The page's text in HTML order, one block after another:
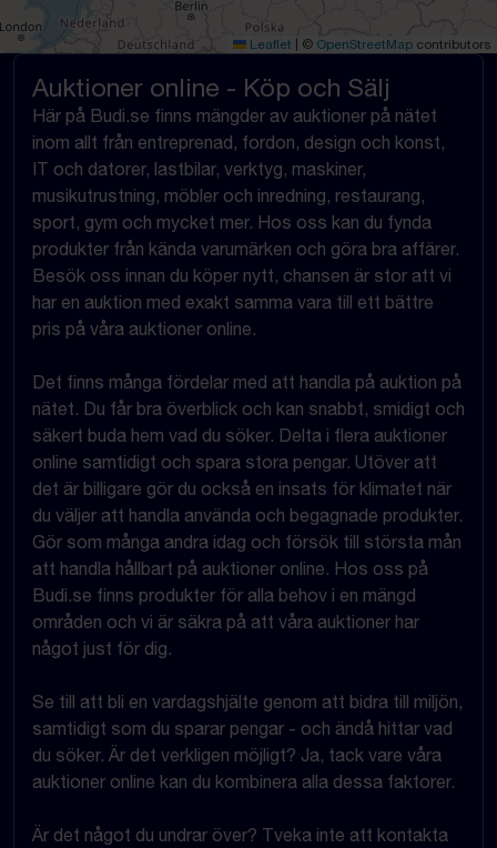
Leaflet | © OpenStreetMap contributors
Auktioner online - Köp och Sälj
Här på Budi.se finns mängder av auktioner på nätet
inom allt från entreprenad, fordon, design och konst,
IT och datorer, lastbilar, verktyg, maskiner,
musikutrustning, möbler och inredning, restaurang,
sport, gym och mycket mer. Hos oss kan du fynda
produkter från kända varumärken och göra bra affärer.
Besök oss innan du köper nytt, chansen är stor att vi
har en auktion med exakt samma vara till ett bättre
pris på våra auktioner online.
Det finns många fördelar med att handla på auktion på
nätet. Du får bra överblick och kan snabbt, smidigt och
säkert buda hem vad du söker. Delta i flera auktioner
online samtidigt och spara stora pengar. Utöver att
det är billigare gör du också en insats för klimatet när
du väljer att handla använda och begagnade produkter.
Gör som många andra idag och försök till största mån
att handla hållbart på auktioner online. Hos oss på
Budi.se finns produkter för alla behov i en mängd
områden och vi är säkra på att våra auktioner har
något just för dig.
Se till att bli en vardagshjälte genom att bidra till miljön,
samtidigt som du sparar pengar - och ändå hittar vad
du söker. Är det verkligen möjligt? Ja, tack vare våra
auktioner online kan du kombinera alla dessa faktorer.
Är det något du undrar över? Tveka inte att kontakta